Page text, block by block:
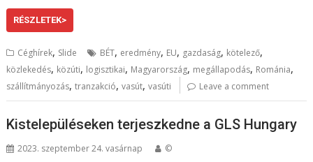
RÉSZLETEK>
Céghírek, Slide BÉT, eredmény, EU, gazdaság, kötelező,
közlekedés, közúti, logisztikai, Magyarország, megállapodás, Románia,
szállítmányozás,tranzakció,vasút,vasúti Leave a comment
Kistelepüléseken terjeszkedne a GLS Hungary
2023. szeptember 24. vasárnap ©